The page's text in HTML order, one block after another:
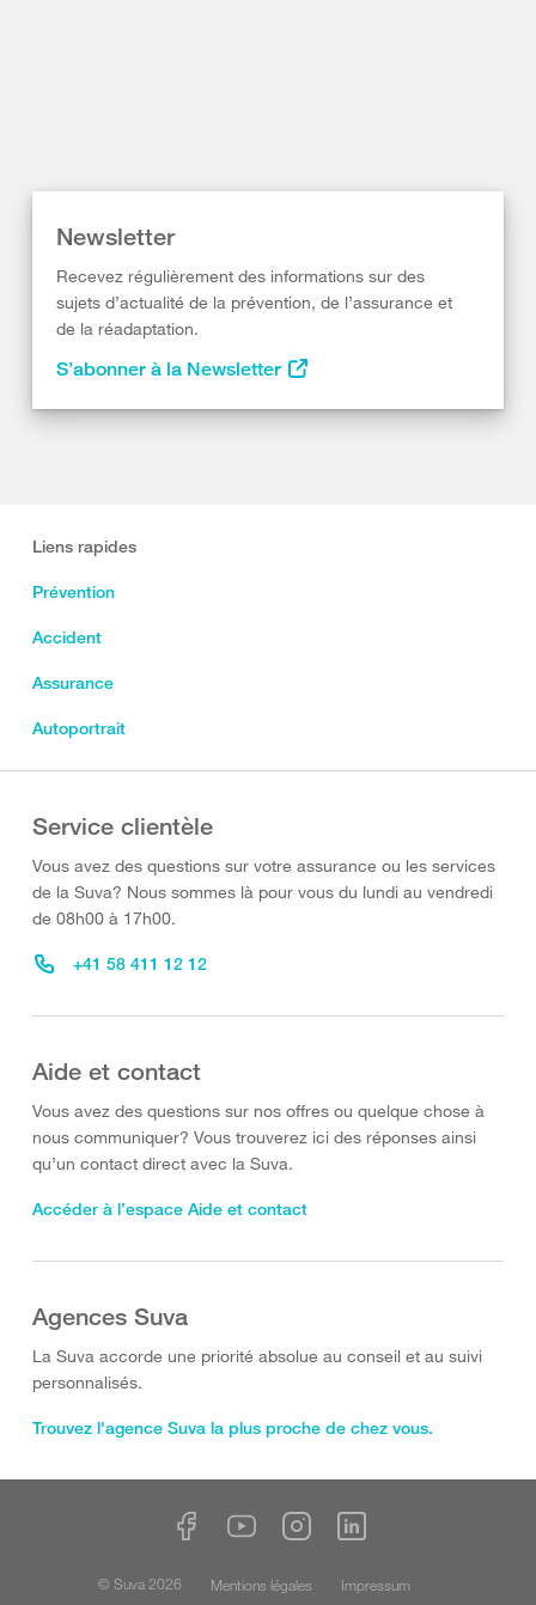
Newsletter
Recevez régulièrement des informations sur des
sujets d’actualité de la prévention, de l’assurance et
de la réadaptation.
S’abonner à la Newsletter
Liens rapides
Prévention
Accident
Assurance
Autoportrait
Service clientèle
Vous avez des questions sur votre assurance ou les services
de la Suva? Nous sommes là pour vous du lundi au vendredi
de 08h00 à 17h00.
+41 58 411 12 12
Aide et contact
Vous avez des questions sur nos offres ou quelque chose à
nous communiquer? Vous trouverez ici des réponses ainsi
qu’un contact direct avec la Suva.
Accéder à l’espace Aide et contact
Agences Suva
La Suva accorde une priorité absolue au conseil et au suivi
personnalisés.
Trouvez l'agence Suva la plus proche de chez vous.
© Suva 2026 Mentions légales Impressum